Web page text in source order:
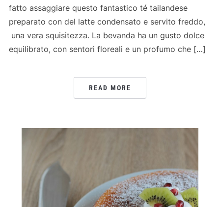
fatto assaggiare questo fantastico té tailandese
preparato con del latte condensato e servito freddo,
una vera squisitezza. La bevanda ha un gusto dolce
equilibrato, con sentori floreali e un profumo che […]
READ MORE